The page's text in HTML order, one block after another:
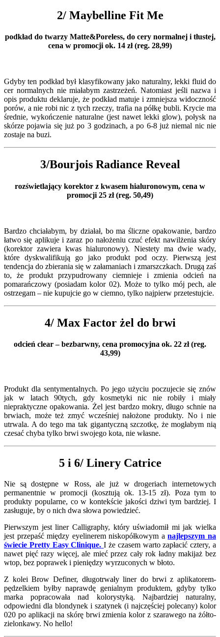
2/ Maybelline Fit Me
podkład do twarzy Matte&Poreless, do cery normalnej i tłustej,
cena w promocji ok. 14 zł (reg. 28,99)
Gdyby ten podkład był klasyfikowany jako naturalny, lekki fluid do
cer normalnych nie miałabym zastrzeżeń. Natomiast jeśli nazwa i
opis produktu deklaruje, że podkład matuje i zmniejsza widoczność
porów, a nie robi nic z tych rzeczy, trafia na półkę bubli. Krycie ma
średnie, wykończenie naturalne (jest nawet lekki glow), połysk na
skórze pojawia się już po 3 godzinach, a po 6-8 już niemal nic nie
zostaje na buzi.
3/Bourjois Radiance Reveal
rozświetlający korektor z kwasem hialuronowym, cena w
promocji 25 zł (reg. 50,49)
Bardzo chciałabym, by działał, bo ma śliczne opakowanie, bardzo
łatwo się aplikuje i zaraz po nałożeniu czuć efekt nawilżenia skóry
(korektor zawiera kwas hialuronowy). Niestety ma dwie wady,
które dyskwalifikują go jako produkt pod oczy. Pierwszą jest
tendencja do zbierania się w załamaniach i zmarszczkach. Drugą zaś
to, że produkt przypudrowany ciemnieje i zmienia odcień na
pomarańczowy (posiadam kolor 02). Może to tylko mój pech, ale
ostrzegam – nie kupujcie go w ciemno, tylko najpierw przetestujcie.
4/ Max Factor żel do brwi
odcień clear – bezbarwny, cena promocyjna ok. 22 zł (reg.
43,99)
Produkt dla sentymentalnych. Po jego użyciu poczujecie się znów
jak w latach 90tych, gdy kosmetyki nic nie robiły i miały
niepraktyczne opakowania. Żel jest bardzo mokry, długo schnie na
brwiach, może też zmyć wcześniej nałożone produkty. No i nie
utrwala. A do tego ma tak gigantyczną szczotkę, że mogłabym nią
czesać chyba tylko brwi swojego kota, nie własne.
5 i 6/ Linery Catrice
Nie są dostępne w Ross, ale już w drogeriach internetowych
permanentnie w promocji (kosztują ok. 13-15 zł). Poza tym to
produkty popularne, co w kontekście jakości dziwi tym bardziej. I
zasługuje, by o nich dwa słowa powiedzieć.
Pierwszym jest liner Calligraphy, który uświadomił mi jak wielka
jest przepaść między eyelinerem niskopółkowym anajlepszym na
świecie Pretty Easy Clinique. I że czasem warto zapłacić cztery, a
nawet pięć razy więcej, ale mieć przez cały rok ładny makijaż bez
wtop, bez poprawek i pieniędzy wyrzuconych w błoto.
Z kolei Brow Definer, długotrwały liner do brwi z aplikatorem-
pędzelkiem byłby naprawdę genialnym produktem, gdyby tylko
marka popracowała nad kolorystyką. Najbardziej naturalny,
odpowiedni dla blondynek i szatynek (i najczęściej polecany) kolor
020 po aplikacji na skórę brwi zmienia kolor z szarawego na żółto-
zielonkawy. No hello!